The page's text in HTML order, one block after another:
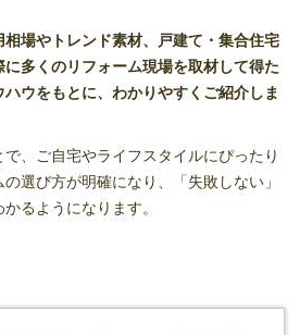
場やトレンド素材、戸建て・集合住宅
多くのリフォーム現場を取材して得た
ウをもとに、わかりやすくご紹介しま
、ご自宅やライフスタイルにぴったり
選び方が明確になり、「失敗しない」
るようになります。